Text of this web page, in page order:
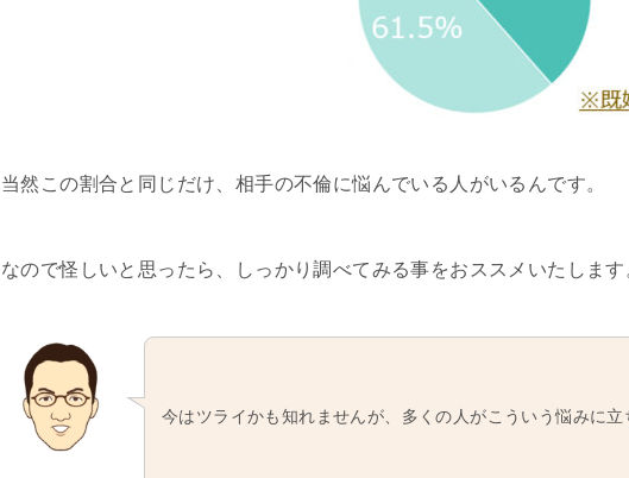
当然この割合と同じだけ、相手の不倫に悩んでいる人がいるんです。
なので怪しいと思ったら、しっかり調べてみる事をおススメいたします
今はツライかも知れませんが、多くの人がこういう悩みに立